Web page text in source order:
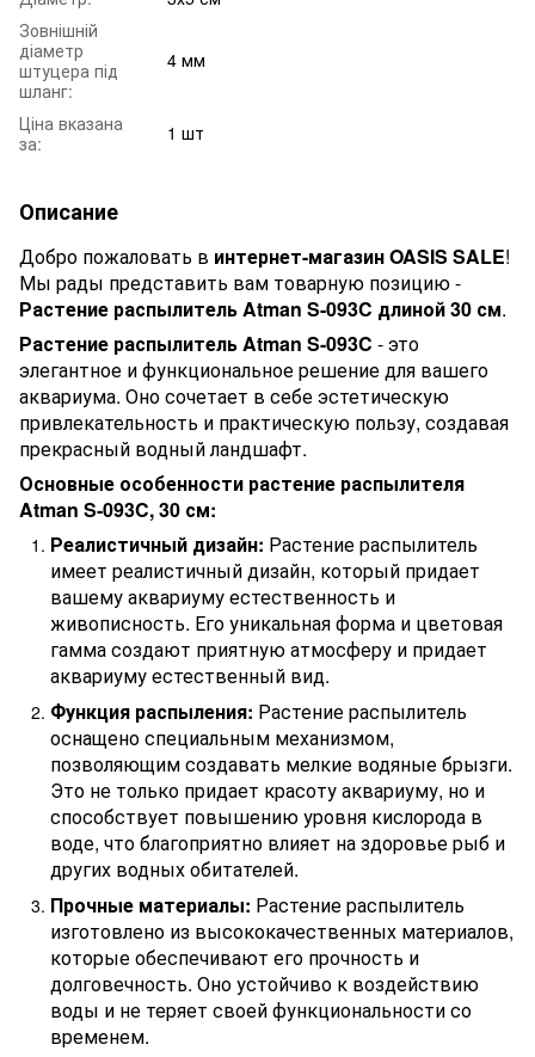
Зовнішній
діаметр
штуцера під
шланг:
4 мм
Ціна вказана
за:
1 шт
Описание
Добро пожаловать в интернет-магазин OASIS SALE!
Мы рады представить вам товарную позицию -
Растение распылитель Atman S-093C длиной 30 см.
Растение распылитель Atman S-093C - это
элегантное и функциональное решение для вашего
аквариума. Оно сочетает в себе эстетическую
привлекательность и практическую пользу, создавая
прекрасный водный ландшафт.
Основные особенности растение распылителя
Atman S-093C, 30 см:
Реалистичный дизайн: Растение распылитель
имеет реалистичный дизайн, который придает
вашему аквариуму естественность и
живописность. Его уникальная форма и цветовая
гамма создают приятную атмосферу и придает
аквариуму естественный вид.
Функция распыления: Растение распылитель
оснащено специальным механизмом,
позволяющим создавать мелкие водяные брызги.
Это не только придает красоту аквариуму, но и
способствует повышению уровня кислорода в
воде, что благоприятно влияет на здоровье рыб и
других водных обитателей.
Прочные материалы: Растение распылитель
изготовлено из высококачественных материалов,
которые обеспечивают его прочность и
долговечность. Оно устойчиво к воздействию
воды и не теряет своей функциональности со
временем.